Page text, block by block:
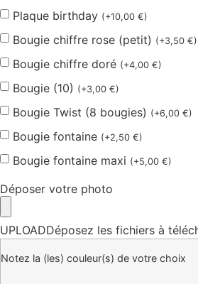
Plaque birthday (+10,00 €)
Bougie chiffre rose (petit) (+3,50 €)
Bougie chiffre doré (+4,00 €)
Bougie (10) (+3,00 €)
Bougie Twist (8 bougies) (+6,00 €)
Bougie fontaine (+2,50 €)
Bougie fontaine maxi (+5,00 €)
Déposer votre photo
Déposez les fichiers à
UPLOAD
Notez la (les) couleur(s) de votre choix